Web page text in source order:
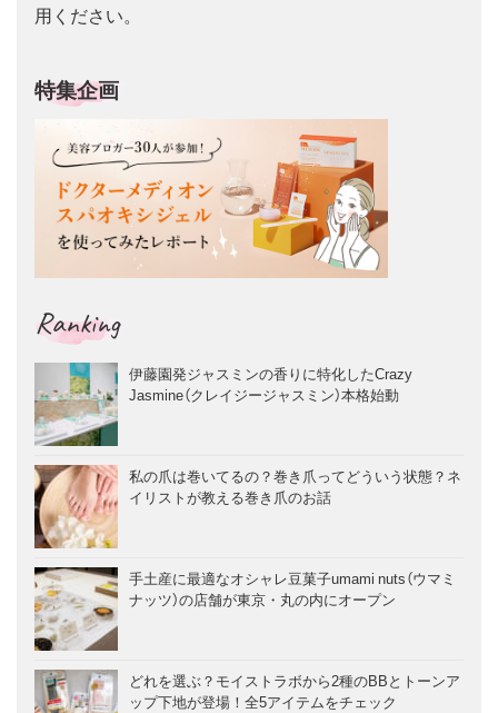
用ください。
特集企画
Ranking
伊藤園発ジャスミンの香りに特化したCrazy
Jasmine（クレイジージャスミン）本格始動
私の爪は巻いてるの？巻き爪ってどういう状態？ネ
イリストが教える巻き爪のお話
手土産に最適なオシャレ豆菓子umami nuts（ウマミ
ナッツ）の店舗が東京・丸の内にオープン
どれを選ぶ？モイストラボから2種のBBとトーンア
ップ下地が登場！全5アイテムをチェック